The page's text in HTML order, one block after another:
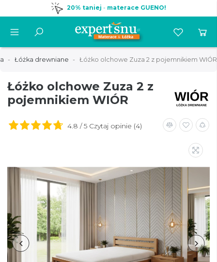
20% taniej - materace GUENO!
Łóżka drewniane Łóżko olchowe Zuza 2 z pojemnikiem WIÓR
Łóżko olchowe Zuza 2 z
pojemnikiem WIÓR
4.8 / 5 Czytaj opinie (4)